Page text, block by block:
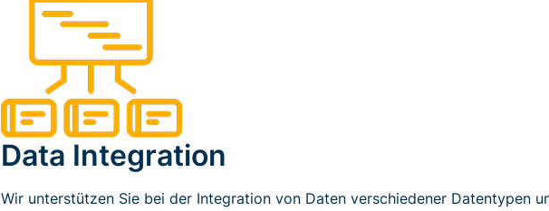
Data Integration
Wir unterstützen Sie bei der Integration von Daten verschiedener Datentypen